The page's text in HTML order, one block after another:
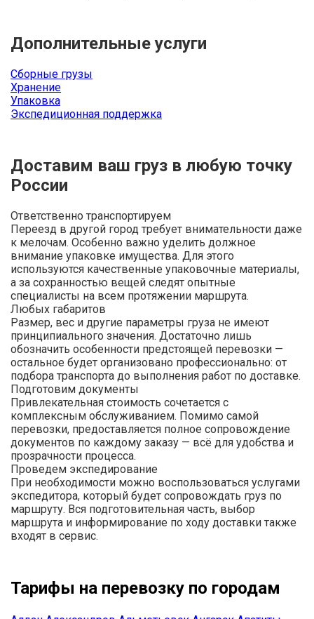
Дополнительные услуги
Сборные грузы
Хранение
Упаковка
Экспедиционная поддержка
Доставим ваш груз в любую точку
России
Ответственно транспортируем
Переезд в другой город требует внимательности даже
к мелочам. Особенно важно уделить должное
внимание упаковке имущества. Для этого
используются качественные упаковочные материалы,
а за сохранностью вещей следят опытные
специалисты на всем протяжении маршрута.
Любых габаритов
Размер, вес и другие параметры груза не имеют
принципиального значения. Достаточно лишь
обозначить особенности предстоящей перевозки —
остальное будет организовано профессионально: от
подбора транспорта до выполнения работ по доставке.
Подготовим документы
Привлекательная стоимость сочетается с
комплексным обслуживанием. Помимо самой
перевозки, предоставляется полное сопровождение
документов по каждому заказу — всё для удобства и
прозрачности процесса.
Проведем экспедирование
При необходимости можно воспользоваться услугами
экспедитора, который будет сопровождать груз по
маршруту. Вся подготовительная часть, выбор
маршрута и информирование по ходу доставки также
входят в сервис.
Тарифы на перевозку по городам